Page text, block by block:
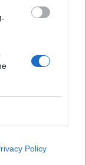
Policy
πυρκαγιά